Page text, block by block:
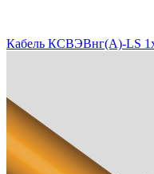
Кабель КСВЭВнг(A)-LS